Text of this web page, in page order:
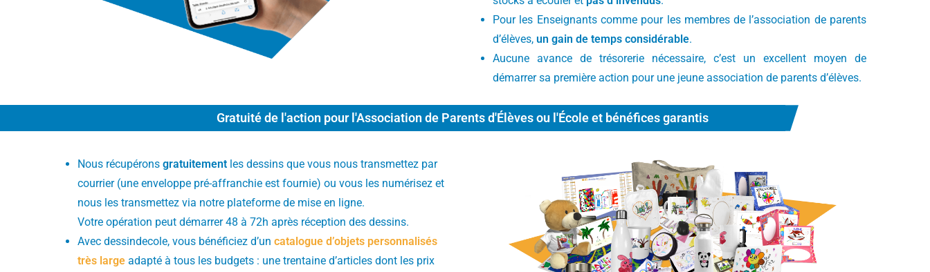
Pour les Enseignants comme pour les membres de l’association de parents
d’élèves, un gain de temps considérable.
Aucune avance de trésorerie nécessaire, c’est un excellent moyen de
démarrer sa première action pour une jeune association de parents d’élèves.
Gratuité de l'action pour l'Association de Parents d'Élèves ou l'École et bénéfices garantis​
Nous récupérons gratuitement les dessins que vous nous transmettez par
courrier (une enveloppe pré-affranchie est fournie) ou vous les numérisez et
nous les transmettez via notre plateforme de mise en ligne.
Votre opération peut démarrer 48 à 72h après réception des dessins.
Avec dessindecole, vous bénéficiez d’un catalogue d’objets personnalisés
très large adapté à tous les budgets : une trentaine d’articles dont les prix